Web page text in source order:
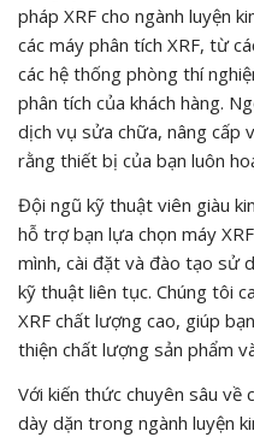
pháp XRF cho ngành luyện
các máy phân tích XRF, từ
các hệ thống phòng thí
phân tích của khách hàng.
dịch vụ sửa chữa, nâng cấp
rằng thiết bị của bạn luôn
Đội ngũ kỹ thuật viên giàu
hỗ trợ bạn lựa chọn máy
mình, cài đặt và đào tạo sử
kỹ thuật liên tục. Chúng tôi
XRF chất lượng cao, giúp
thiện chất lượng sản phẩm
Với kiến thức chuyên sâu về
dày dặn trong ngành luyện